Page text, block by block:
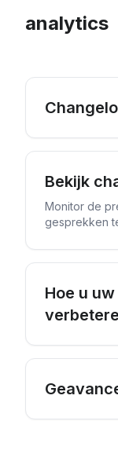
analytics
Bekijk
Monitor de
gesprekken
artikelen hij
Hoe u